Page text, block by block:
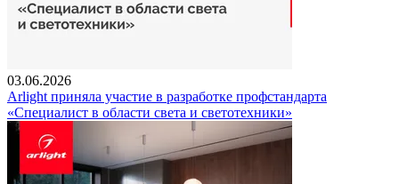
03.06.2026
Arlight приняла участие в разработке профстандарта
«Специалист в области света и светотехники»